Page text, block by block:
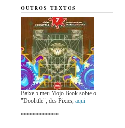
OUTROS TEXTOS
Baixe o meu Mojo Book sobre o
"Doolittle", dos Pixies, aqui
*************